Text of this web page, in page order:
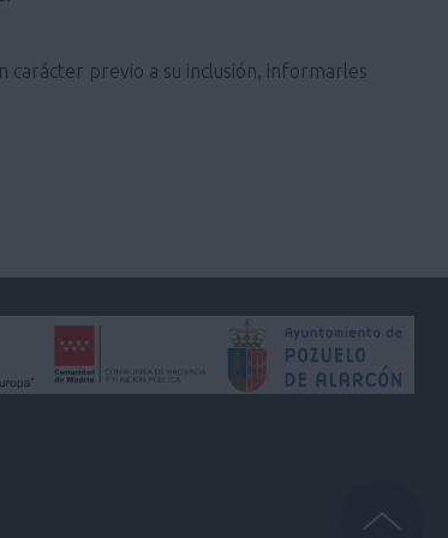
carácter previo a su inclusión, informarles